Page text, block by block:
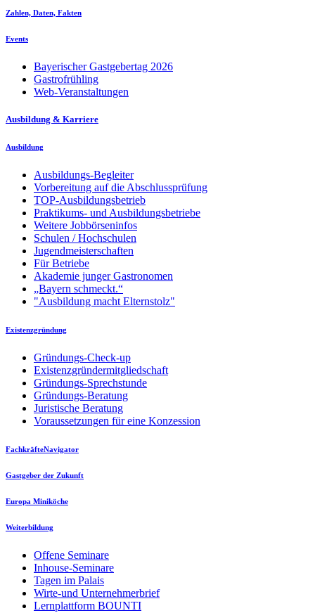
Zahlen, Daten, Fakten
Events
Bayerischer Gastgebertag 2026
Gastrofrühling
Web-Veranstaltungen
Ausbildung & Karriere
Ausbildung
Ausbildungs-Begleiter
Vorbereitung auf die Abschlussprüfung
TOP-Ausbildungsbetrieb
Praktikums- und Ausbildungsbetriebe
Weitere Jobbörseninfos
Schulen / Hochschulen
Jugendmeisterschaften
Für Betriebe
Akademie junger Gastronomen
„Bayern schmeckt.“
"Ausbildung macht Elternstolz"
Existenzgründung
Gründungs-Check-up
Existenzgründermitgliedschaft
Gründungs-Sprechstunde
Gründungs-Beratung
Juristische Beratung
Voraussetzungen für eine Konzession
FachkräfteNavigator
Gastgeber der Zukunft
Europa Miniköche
Weiterbildung
Offene Seminare
Inhouse-Seminare
Tagen im Palais
Wirte-und Unternehmerbrief
Lernplattform BOUNTI